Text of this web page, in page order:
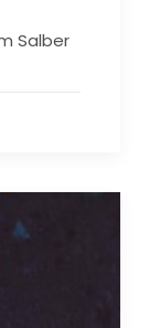
Salber